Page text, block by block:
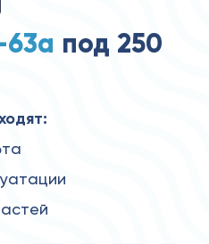
63а под 250